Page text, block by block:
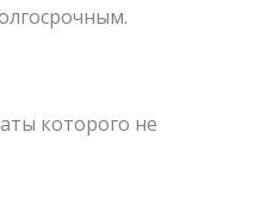
которого не